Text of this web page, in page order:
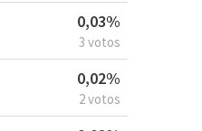
0,03%
3 votos
0,02%
2 votos